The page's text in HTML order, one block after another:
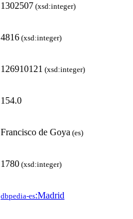
1302507 (xsd:integer)
4816 (xsd:integer)
126910121 (xsd:integer)
154.0
Francisco de Goya (es)
1780 (xsd:integer)
dbpedia-es:Madrid